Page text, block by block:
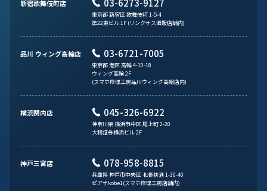
新宿歌舞伎町店 03-6273-9127
東京都 新宿区 歌舞伎町 1-5-4
第22東ビル 1F (リンクサス酒販店舗内)
品川 ウィング高輪店 03-6721-7005
東京都 港区 高輪 4-10-18
ウィング高輪 2F
(スマホ修理工房品川ウィング高輪店内)
横浜関内店 045-326-6922
神奈川県 横浜市中区 尾上町 2-20
大和証券横浜ビル 2F
神戸三宮店 078-958-8815
兵庫県 神戸市中央区 北長狭通 1-30-40
ピアザkobe1(スマホ修理工房店舗内)